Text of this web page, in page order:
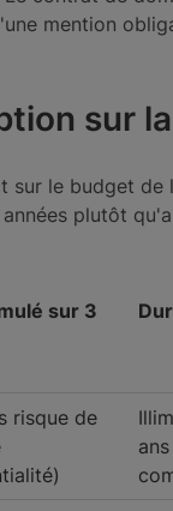
mention
sur
sur le budget de
plutôt
sur 3
risque de